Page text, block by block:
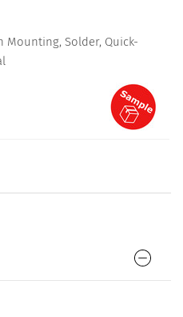
Mounting, Solder, Quick-